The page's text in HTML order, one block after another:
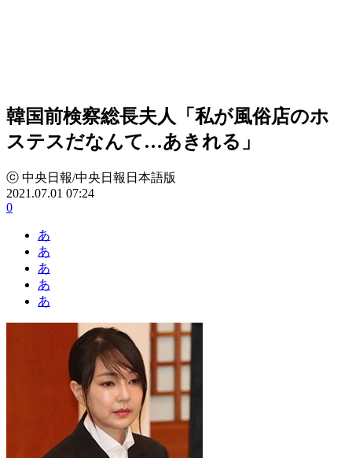
韓国前検察総長夫人「私が風俗店のホ
ステスだなんて…あきれる」
ⓒ 中央日報/中央日報日本語版
2021.07.01 07:24
0
あ
あ
あ
あ
あ